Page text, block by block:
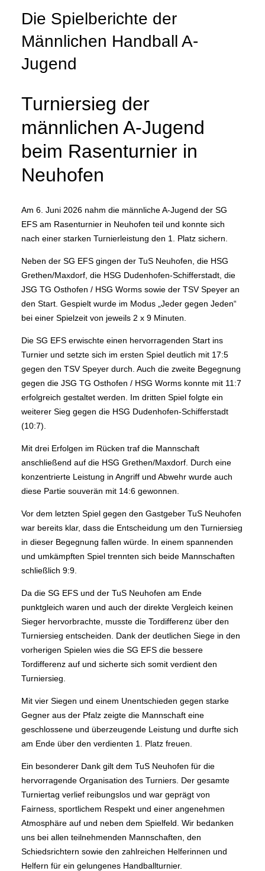
Die Spielberichte der
Männlichen Handball A-
Jugend
Turniersieg der
männlichen A-Jugend
beim Rasenturnier in
Neuhofen
Am 6. Juni 2026 nahm die männliche A-Jugend der SG
EFS am Rasenturnier in Neuhofen teil und konnte sich
nach einer starken Turnierleistung den 1. Platz sichern.
Neben der SG EFS gingen der TuS Neuhofen, die HSG
Grethen/Maxdorf, die HSG Dudenhofen-Schifferstadt, die
JSG TG Osthofen / HSG Worms sowie der TSV Speyer an
den Start. Gespielt wurde im Modus „Jeder gegen Jeden“
bei einer Spielzeit von jeweils 2 x 9 Minuten.
Die SG EFS erwischte einen hervorragenden Start ins
Turnier und setzte sich im ersten Spiel deutlich mit 17:5
gegen den TSV Speyer durch. Auch die zweite Begegnung
gegen die JSG TG Osthofen / HSG Worms konnte mit 11:7
erfolgreich gestaltet werden. Im dritten Spiel folgte ein
weiterer Sieg gegen die HSG Dudenhofen-Schifferstadt
(10:7).
Mit drei Erfolgen im Rücken traf die Mannschaft
anschließend auf die HSG Grethen/Maxdorf. Durch eine
konzentrierte Leistung in Angriff und Abwehr wurde auch
diese Partie souverän mit 14:6 gewonnen.
Vor dem letzten Spiel gegen den Gastgeber TuS Neuhofen
war bereits klar, dass die Entscheidung um den Turniersieg
in dieser Begegnung fallen würde. In einem spannenden
und umkämpften Spiel trennten sich beide Mannschaften
schließlich 9:9.
Da die SG EFS und der TuS Neuhofen am Ende
punktgleich waren und auch der direkte Vergleich keinen
Sieger hervorbrachte, musste die Tordifferenz über den
Turniersieg entscheiden. Dank der deutlichen Siege in den
vorherigen Spielen wies die SG EFS die bessere
Tordifferenz auf und sicherte sich somit verdient den
Turniersieg.
Mit vier Siegen und einem Unentschieden gegen starke
Gegner aus der Pfalz zeigte die Mannschaft eine
geschlossene und überzeugende Leistung und durfte sich
am Ende über den verdienten 1. Platz freuen.
Ein besonderer Dank gilt dem TuS Neuhofen für die
hervorragende Organisation des Turniers. Der gesamte
Turniertag verlief reibungslos und war geprägt von
Fairness, sportlichem Respekt und einer angenehmen
Atmosphäre auf und neben dem Spielfeld. Wir bedanken
uns bei allen teilnehmenden Mannschaften, den
Schiedsrichtern sowie den zahlreichen Helferinnen und
Helfern für ein gelungenes Handballturnier.